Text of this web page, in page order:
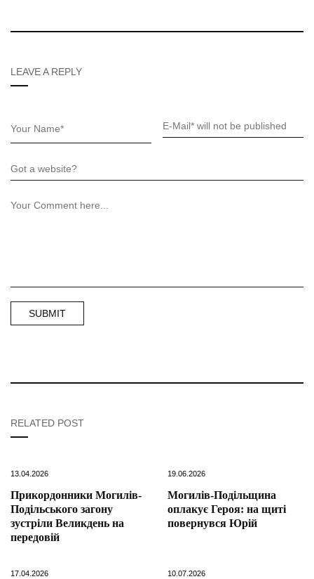
LEAVE A REPLY
RELATED POST
13.04.2026
Прикордонники Могилів-
Подільського загону
зустріли Великдень на
передовій
19.06.2026
Могилів-Подільщина
оплакує Героя: на щиті
повернувся Юрій
17.04.2026 10.07.2026